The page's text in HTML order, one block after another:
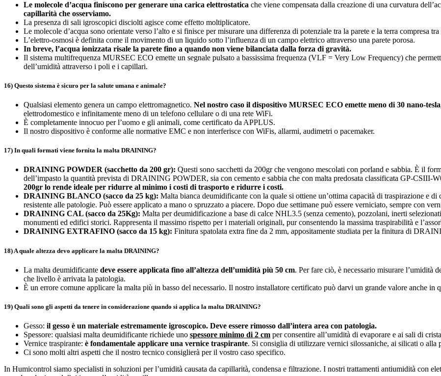
Le molecole d’acqua finiscono per generare una carica elettrostatica che viene compensata dalla creazione di una curvatura
capillarità che osserviamo.
La presenza di sali igroscopici disciolti agisce come effetto moltiplicatore.
Le molecole d’acqua sono orientate verso l’alto e si finisce per misurare una differenza di potenziale tra la parete e la terra compresa
L’elettro-osmosi è definita come il movimento di un liquido sotto l’influenza di un campo elettrico attraverso una parete porosa.
In breve, l’acqua ionizzata risale la parete fino a quando non viene bilanciata dalla forza di gravità.
Il sistema multifrequenza MURSEC ECO emette un segnale pulsato a bassissima frequenza (VLF = Very Low Frequency) che
dell’umidità attraverso i poli e i capillari.
16) Questo sistema è sicuro per la salute umana e animale?
Qualsiasi elemento genera un campo elettromagnetico. Nel nostro caso il dispositivo MURSEC ECO emette meno di 30 nano-
elettrodomestico e infinitamente meno di un telefono cellulare o di una rete WiFi.
È completamente innocuo per l’uomo e gli animali, come certificato da APPLUS.
Il nostro dispositivo è conforme alle normative EMC e non interferisce con WiFis, allarmi, audimetri o pacemaker.
17) In quali formati viene fornita la malta DRAINING?
DRAINING POWDER (sacchetto da 200 gr): Questi sono sacchetti da 200gr che vengono mescolati con porland e sabbia. È il
dell’impasto la quantità prevista di DRAINING POWDER, sia con cemento e sabbia che con malta predosata classificata GP-CSIII-
200gr lo rende ideale per ridurre al minimo i costi di trasporto e ridurre i costi.
DRAINING BLANCO (sacco da 25 kg): Malta bianca deumidificante con la quale si ottiene un’ottima capacità di traspirazione e
resistente alle patologie. Può essere applicato a mano o spruzzato a piacere. Dopo due settimane può essere verniciato, sempre con
DRAINING CAL (sacco da 25Kg): Malta per deumidificazione a base di calce NHL3.5 (senza cemento), pozzolani, inerti
monumenti ed edifici storici. Rappresenta il massimo rispetto per i materiali originali, pur consentendo la massima traspirabilità e
DRAINING EXTRAFINO (sacco da 15 kg): Finitura spatolata extra fine da 2 mm, appositamente studiata per la finitura di
18) A quale altezza devo applicare la malta DRAINING?
La malta deumidificante deve essere applicata fino all’altezza dell’umidità più 50 cm. Per fare ciò, è necessario misurare l’umidità
che livello è arrivata la patologia.
È un errore comune applicare la malta più in basso del necessario. Il nostro installatore certificato può darvi un grande valore anche in
19) Quali sono gli aspetti da tenere in considerazione quando si applica la malta DRAINING?
Gesso: il gesso è un materiale estremamente igroscopico. Deve essere rimosso dall’intera area con patologia.
Spessore: qualsiasi malta deumidificante richiede uno spessore minimo di 2 cm per consentire all’umidità di evaporare e ai sali di
Vernice traspirante: è fondamentale applicare una vernice traspirante. Si consiglia di utilizzare vernici silossaniche, ai silicati o alla
Ci sono molti altri aspetti che il nostro tecnico consiglierà per il vostro caso specifico.
In Humicontrol siamo specialisti in soluzioni per l’umidità causata da capillarità, condensa e filtrazione. I nostri trattamenti antiumidità con